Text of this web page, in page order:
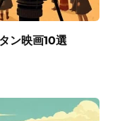
ン映画10選